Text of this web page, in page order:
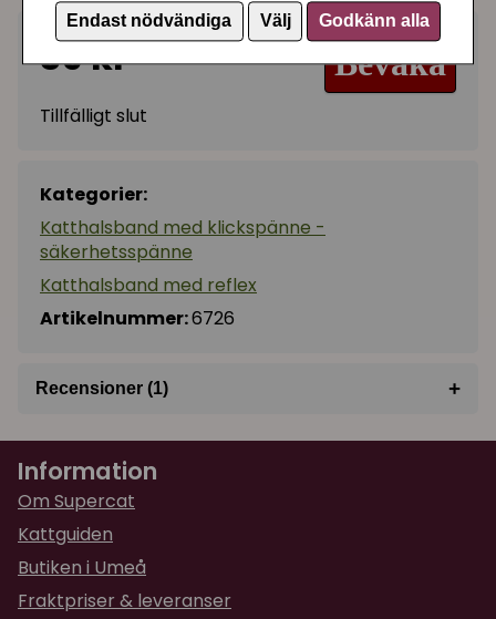
Endast nödvändiga Välj Godkänn alla
39 kr Bevaka
Tillfälligt slut
Kategorier:
Katthalsband med klickspänne -
säkerhetsspänne
Katthalsband med reflex
Artikelnummer:6726
Recensioner (1) +
Sonia
för 9 månader sedan
★★★★★
Information
Om Supercat
Kattguiden
Butiken i Umeå
Fraktpriser & leveranser